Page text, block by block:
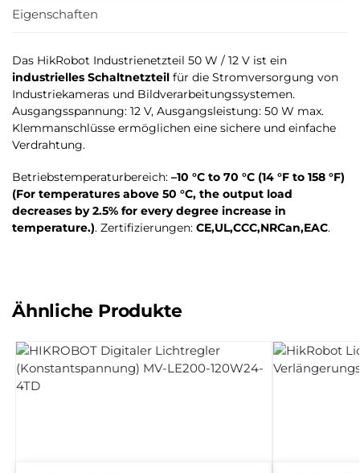
Eigenschaften
Das HikRobot Industrienetzteil 50 W / 12 V ist ein
industrielles Schaltnetzteil für die Stromversorgung von
Industriekameras und Bildverarbeitungssystemen.
Ausgangsspannung: 12 V, Ausgangsleistung: 50 W max.
Klemmanschlüsse ermöglichen eine sichere und einfache
Verdrahtung.
Betriebstemperaturbereich: –10 °C to 70 °C (14 °F to 158 °F)
(For temperatures above 50 °C, the output load
decreases by 2.5% for every degree increase in
temperature.). Zertifizierungen: CE,UL,CCC,NRCan,EAC.
Ähnliche Produkte